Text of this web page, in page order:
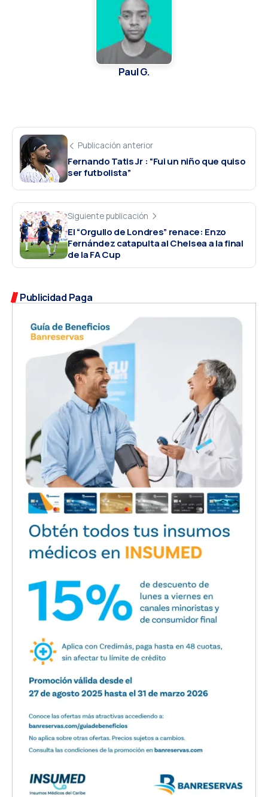
Paul G.
Publicación anterior
Fernando Tatis Jr : “Fui un niño que quiso
ser futbolista”
Siguiente publicación
El “Orgullo de Londres” renace: Enzo
Fernández catapulta al Chelsea a la final
de la FA Cup
Publicidad Paga